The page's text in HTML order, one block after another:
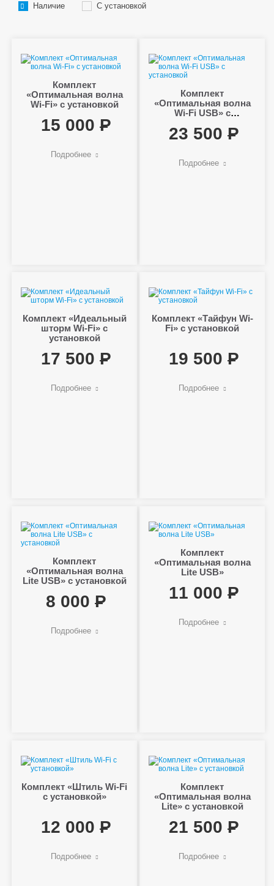
Наличие С установкой
Комплект
«Оптимальная волна
Wi-Fi» с установкой
15 000
Подробнее
Комплект
«Оптимальная волна
Wi-Fi USB» с
23 500
Подробнее
Комплект «Идеальный
шторм Wi-Fi» с
установкой
17 500
Подробнее
Комплект «Тайфун Wi-
Fi» с установкой
19 500
Подробнее
Комплект
«Оптимальная волна
Lite USB» с установкой
8 000
Подробнее
Комплект
«Оптимальная волна
Lite USB»
11 000
Подробнее
Комплект «Штиль Wi-Fi
с установкой»
12 000
Подробнее
Комплект
«Оптимальная волна
Lite» с установкой
21 500
Подробнее